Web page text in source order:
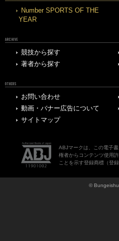
Number SPORTS OF THE
YEAR
ARCHIVE
競技から探す
著者から探す
OTHERS
お問い合わせ
動画・バナー広告について
サイトマップ
ABJマークは、この電子
権者からコンテンツ使用
ことを示す登録商標（登
©